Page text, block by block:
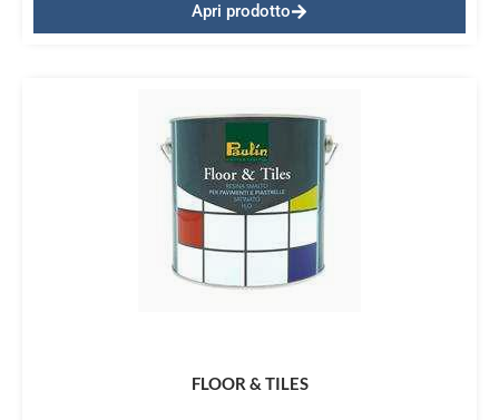
Apri prodotto
FLOOR & TILES